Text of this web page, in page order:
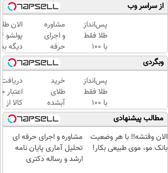
از سراسر وب
پس‌انداز
طلا فقط
با ۱۰۰
هزارتومان
(امن و
راحت)
مشاوره
و اجرای
حرفه
ای
تحلیل
آماری
پایان
نامه
ارشد و
رساله
دکتری
الان
دیگه
طلا با
بی‌بهره
وبگردی
پس‌انداز
طلا فقط
با ۱۰۰
هزارتومان
(امن و
راحت)
خرید
طلای
آبشده
حتی با
۱۰۰هزارتومان
دریافت
اعتبار
کالا از
ضامن،
بهره)
مطالب پیشنهادی
الان وقتشه‼️ با هر وضعیت
بانک مو، موی طبیعی بکار!
مشاوره و اجرای حرفه ای
تحلیل آماری پایان نامه
ارشد و رساله دکتری